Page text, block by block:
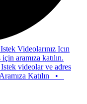
Icın
katılın.
videolar ve adres
Katılın•